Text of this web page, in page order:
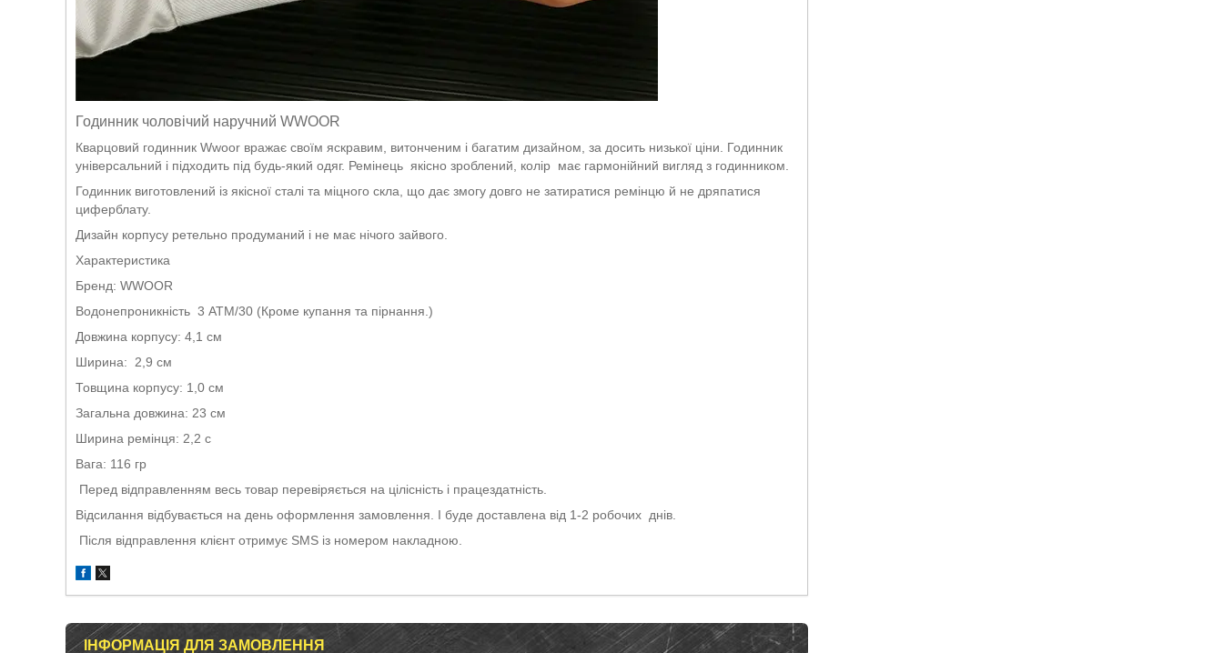
Годинник чоловічий наручний WWOOR
Кварцовий годинник Wwoor вражає своїм яскравим, витонченим і багатим дизайном, за досить низької ціни. Годинник
універсальний і підходить під будь-який одяг. Ремінець якісно зроблений, колір має гармонійний вигляд з годинником.
Годинник виготовлений із якісної сталі та міцного скла, що дає змогу довго не затиратися ремінцю й не дряпатися
циферблату.
Дизайн корпусу ретельно продуманий і не має нічого зайвого.
Характеристика
Бренд: WWOOR
Водонепроникність 3 АТМ/30 (Кроме купання та пірнання.)
Довжина корпусу: 4,1 см
Ширина: 2,9 см
Товщина корпусу: 1,0 см
Загальна довжина: 23 см
Ширина ремінця: 2,2 с
Вага: 116 гр
Перед відправленням весь товар перевіряється на цілісність і працездатність.
Відсилання відбувається на день оформлення замовлення. І буде доставлена від 1-2 робочих днів.
Після відправлення клієнт отримує SMS із номером накладною.
ІНФОРМАЦІЯ ДЛЯ ЗАМОВЛЕННЯ